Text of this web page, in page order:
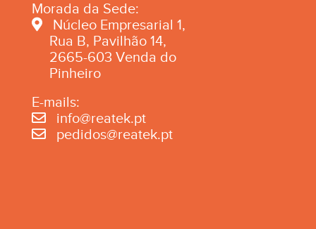
Morada da Sede:
Núcleo Empresarial 1,
Rua B, Pavilhão 14,
2665-603 Venda do
Pinheiro
E-mails:
info@reatek.pt
pedidos@reatek.pt